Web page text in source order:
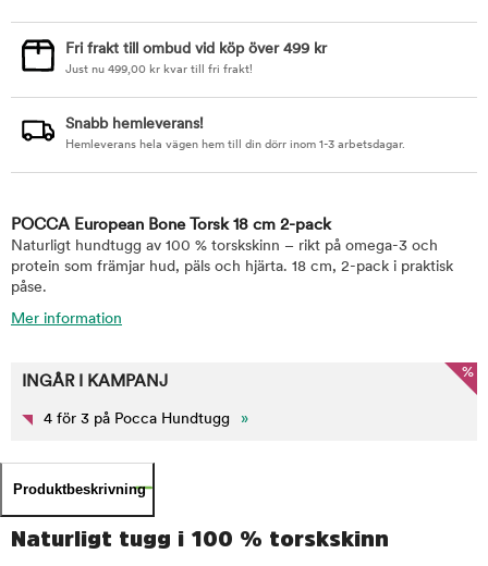
Fri frakt till ombud vid köp över 499 kr
Just nu 499,00 kr kvar till fri frakt!
Snabb hemleverans!
Hemleverans hela vägen hem till din dörr inom 1-3 arbetsdagar.
POCCA European Bone Torsk 18 cm 2-pack
Naturligt hundtugg av 100 % torskskinn – rikt på omega-3 och
protein som främjar hud, päls och hjärta. 18 cm, 2-pack i praktisk
påse.
Mer information
%
INGÅR I KAMPANJ
4 för 3 på Pocca Hundtugg »
Produktbeskrivning
Naturligt tugg i 100 % torskskinn